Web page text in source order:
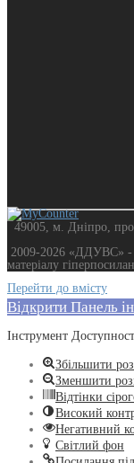
49005, м. Дніпро,
2009-2026 «ДДУВС» -
матеріалу
Перейти до вмісту
Відкрити Панель
Інструмент
Збільшити
Зменшити
Відтінки
Високий
Негативний
Світлий фон